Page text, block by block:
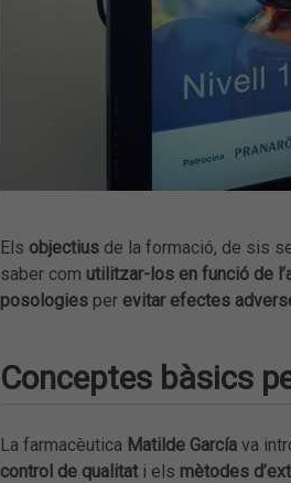
Els objectiusde la formació, de sis
saber com utilitzar-los en funció de
posologiesper evitar efectes
Conceptes bàsics
La farmacèutica Matilde Garcíava
control de qualitati els mètodes